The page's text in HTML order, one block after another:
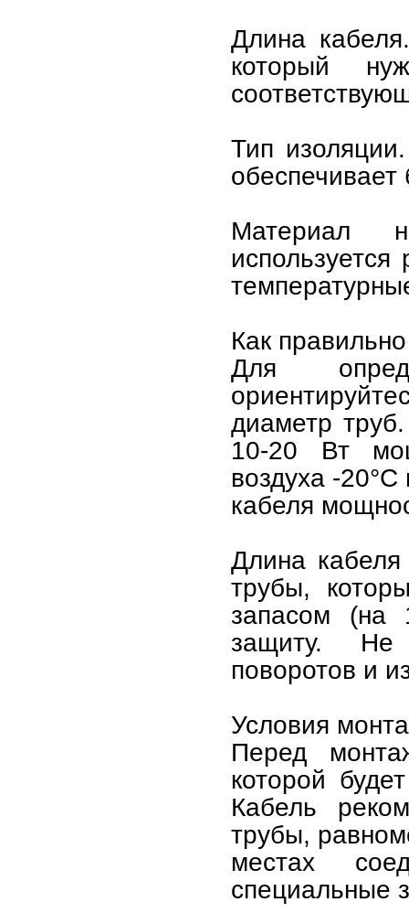
Длина
который
Тип
обеспечивает
Материал
Как
Для
диаметр
10-20 Вт
воздуха -
кабеля
Длина кабеля
трубы,
запасом (на
защиту. Не
поворотов и
Условия
Перед
которой
Кабель
трубы,
местах
специальные